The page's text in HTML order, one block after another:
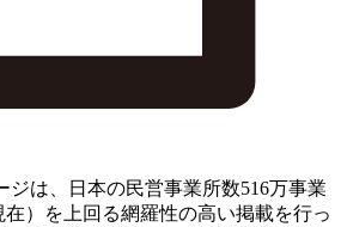
は、日本の民営事業所数516万事業
在）を上回る網羅性の高い掲載を行っ